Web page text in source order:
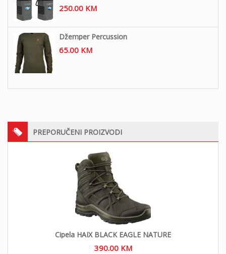
250.00 KM
Džemper Percussion
65.00 KM
PREPORUČENI PROIZVODI
Cipela HAIX BLACK EAGLE NATURE
390.00 KM